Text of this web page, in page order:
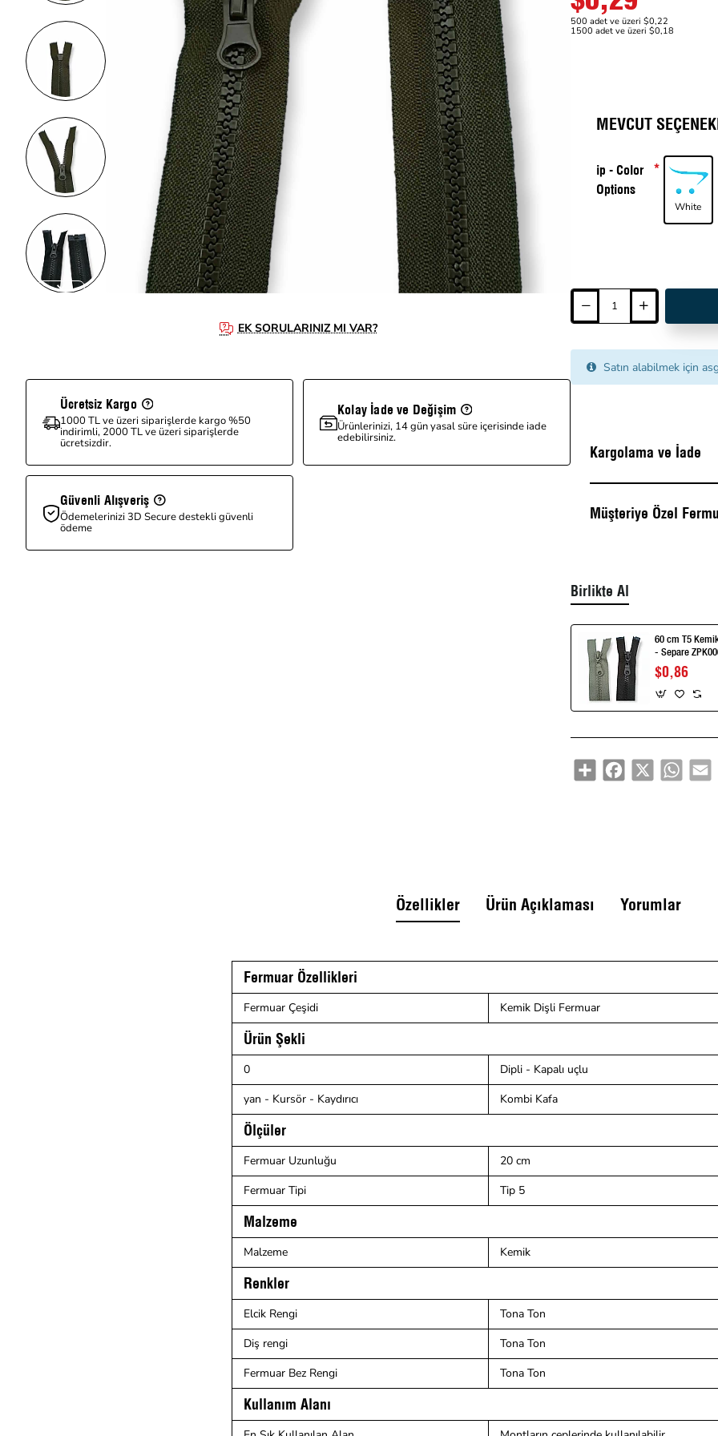
EK SORULARINIZ MI VAR?
Ücretsiz Kargo
1000 TL ve üzeri siparişlerde kargo %50
indirimli, 2000 TL ve üzeri siparişlerde
ücretsizdir.
Kolay İade ve Değişim
Ürünlerinizi, 14 gün yasal süre içerisinde iade
edebilirsiniz.
Güvenli Alışveriş
Ödemelerinizi 3D Secure destekli güvenli
ödeme
500 adet ve üzeri $0,22
1500 adet ve üzeri $0,18
MEVCUT
ip - Color
Options
White
Satın alabilmek için
Kargolama ve İade
Müşteriye Özel
Birlikte Al
60 cm T5
- Separe
$0,86
Share Facebook
X
Özellikler Ürün Açıklaması Yorumlar
Fermuar Özellikleri
Fermuar Çeşidi Kemik Dişli Fermuar
Ürün Şekli
0
Dipli - Kapalı uçlu
yan - Kursör - Kaydırıcı
Kombi Kafa
Ölçüler
Fermuar Uzunluğu
20 cm
Fermuar Tipi
Tip 5
Malzeme
Malzeme Kemik
Renkler
Elcik Rengi
Tona Ton
Diş rengi
Tona Ton
Fermuar Bez Rengi
Tona Ton
Kullanım Alanı